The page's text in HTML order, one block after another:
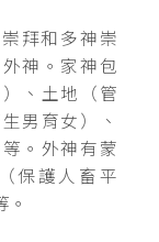
拜和多神崇
神。家神包
、土地（管
男育女）、
。外神有蒙
保護人畜平